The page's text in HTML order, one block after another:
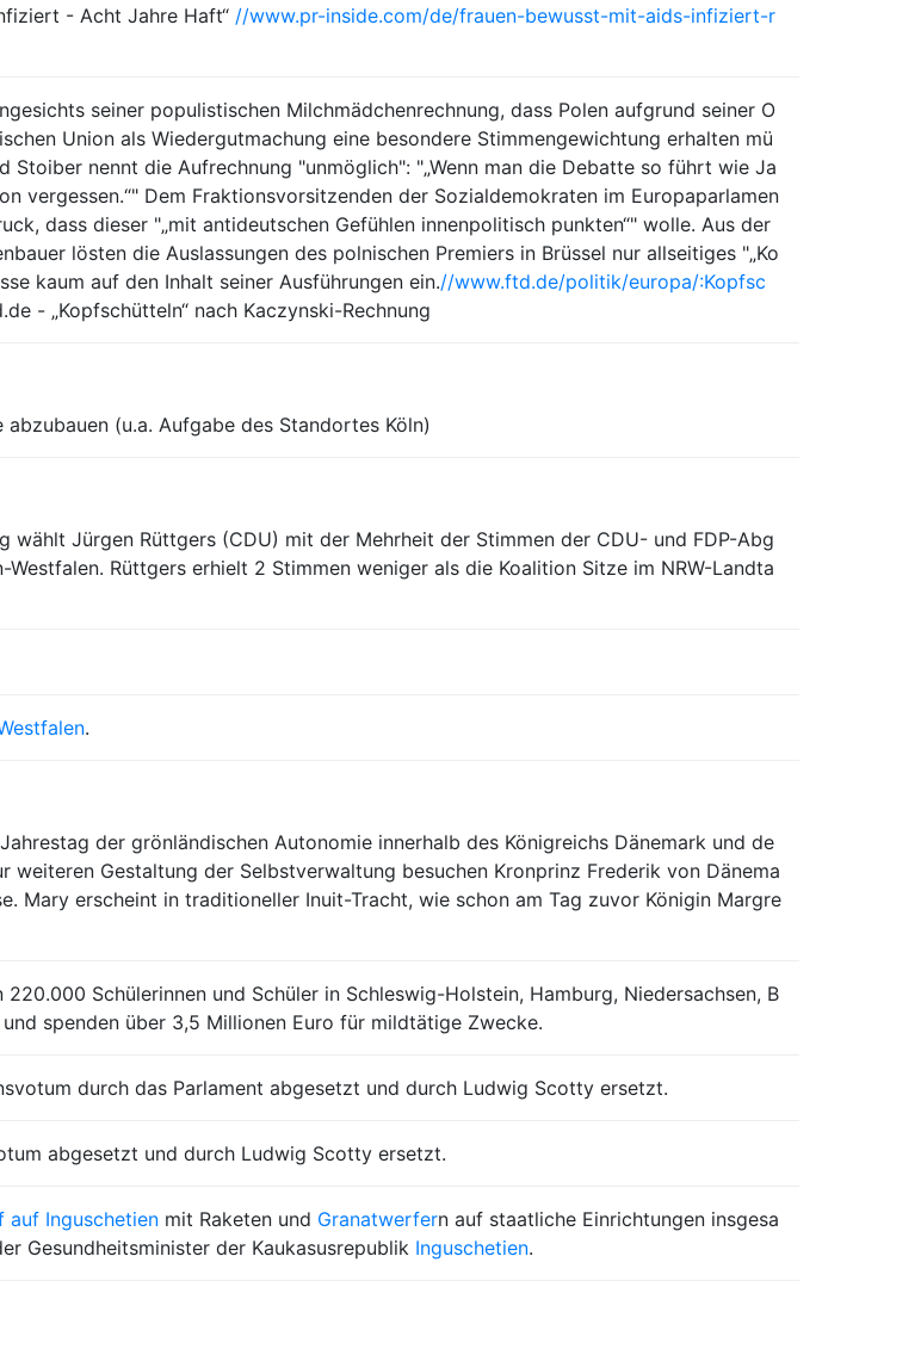
- Acht Jahre Haft“ //www.pr-inside.com/de/frauen-bewusst-mit-aids-infiziert-r
seiner populistischen Milchmädchenrechnung, dass Polen aufgrund seiner O
Union als Wiedergutmachung eine besondere Stimmengewichtung erhalten mü
nennt die Aufrechnung "unmöglich": "„Wenn man die Debatte so führt wie Ja
vergessen.“" Dem Fraktionsvorsitzenden der Sozialdemokraten im Europaparlamen
dass dieser "„mit antideutschen Gefühlen innenpolitisch punkten“" wolle. Aus der
lösten die Auslassungen des polnischen Premiers in Brüssel nur allseitiges "„Ko
kaum auf den Inhalt seiner Ausführungen ein.//www.ftd.de/politik/europa/:Kopfsc
- „Kopfschütteln“ nach Kaczynski-Rechnung
(u.a. Aufgabe des Standortes Köln)
Jürgen Rüttgers (CDU) mit der Mehrheit der Stimmen der CDU- und FDP-Abg
Rüttgers erhielt 2 Stimmen weniger als die Koalition Sitze im NRW-Landta
.
der grönländischen Autonomie innerhalb des Königreichs Dänemark und de
weiteren Gestaltung der Selbstverwaltung besuchen Kronprinz Frederik von Dänema
Mary erscheint in traditioneller Inuit-Tracht, wie schon am Tag zuvor Königin Margre
220.000 Schülerinnen und Schüler in Schleswig-Holstein, Hamburg, Niedersachsen, B
spenden über 3,5 Millionen Euro für mildtätige Zwecke.
durch das Parlament abgesetzt und durch Ludwig Scotty ersetzt.
abgesetzt und durch Ludwig Scotty ersetzt.
auf Inguschetien mit Raketen und Granatwerfern auf staatliche Einrichtungen insgesa
Gesundheitsminister der Kaukasusrepublik Inguschetien.